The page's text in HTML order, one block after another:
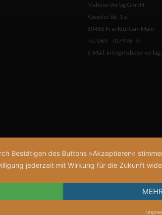
Mabuse-Verlag GmbH
Kasseler Str. 1 a
60486 Frankfurt am Main
Tel: 069 - 707996 - 0
E-Mail: info@mabuse-
Bestätigen des Buttons »Akzeptieren«
jederzeit mit Wirkung für die Zukunft